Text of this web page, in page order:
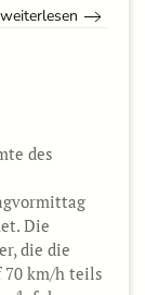
weiterlesen
des
Die
die die
70 km/h teils